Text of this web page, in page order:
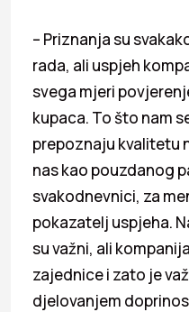
– Priznanja su
rada, ali uspjeh
svega mjeri
kupaca. To što nam
prepoznaju kvalitetu
nas kao pouzdanog
svakodnevnici, za
pokazatelj uspjeha.
su važni, ali
zajednice i zato je
djelovanjem